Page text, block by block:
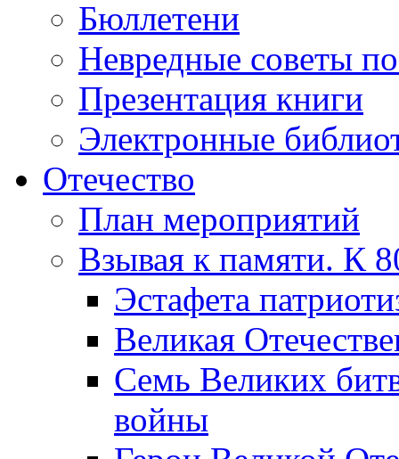
Бюллетени
Невредные советы
Презентация книги
Электронные
Отечество
План мероприятий
Взывая к памяти. К
Эcтафета
Великая
Семь Великих
войны